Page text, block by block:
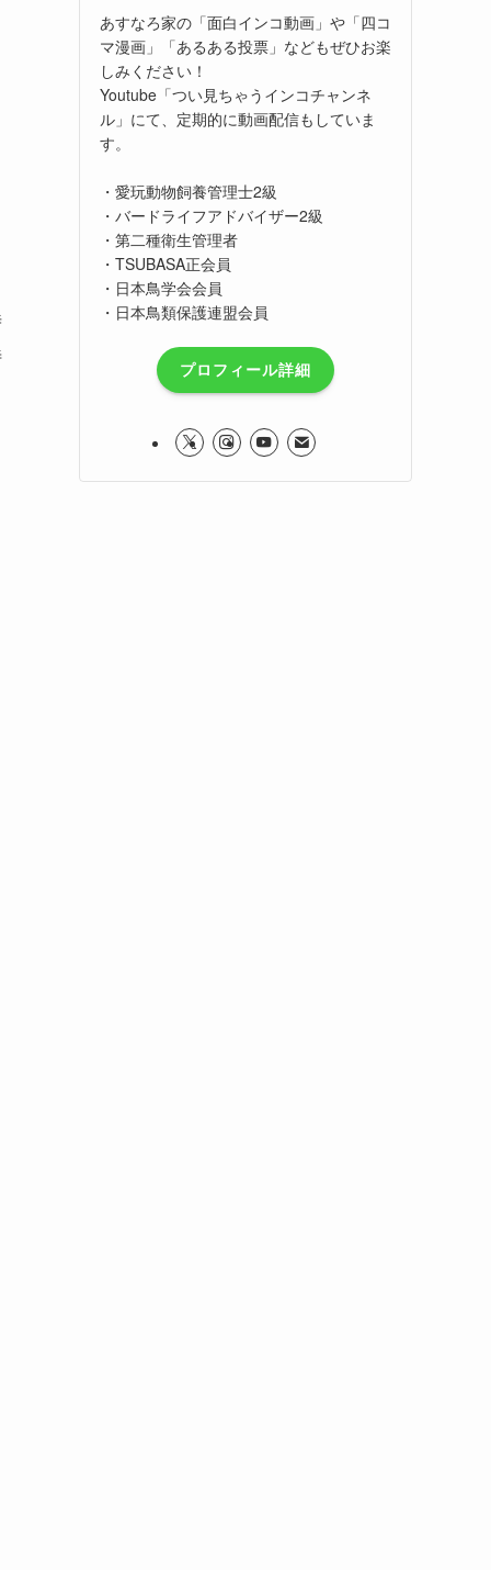
あすなろ家の「面白インコ動画」や「四コ
マ漫画」「あるある投票」などもぜひお楽
しみください！
Youtube「つい見ちゃうインコチャンネ
ル」にて、定期的に動画配信もしていま
す。
・愛玩動物飼養管理士2級
・バードライフアドバイザー2級
・第二種衛生管理者
・TSUBASA正会員
・日本鳥学会会員
・日本鳥類保護連盟会員
プロフィール詳細